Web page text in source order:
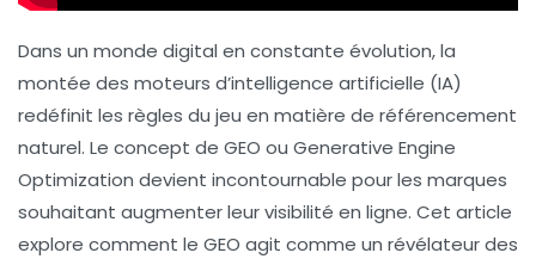
Dans un monde digital en constante évolution, la
montée des moteurs d’intelligence artificielle (IA)
redéfinit les règles du jeu en matière de référencement
naturel. Le concept de GEO ou Generative Engine
Optimization devient incontournable pour les marques
souhaitant augmenter leur visibilité en ligne. Cet article
explore comment le GEO agit comme un révélateur des